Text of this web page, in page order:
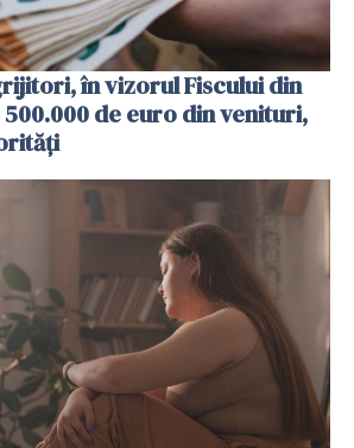
în vizorul Fiscului din
de euro din venituri,